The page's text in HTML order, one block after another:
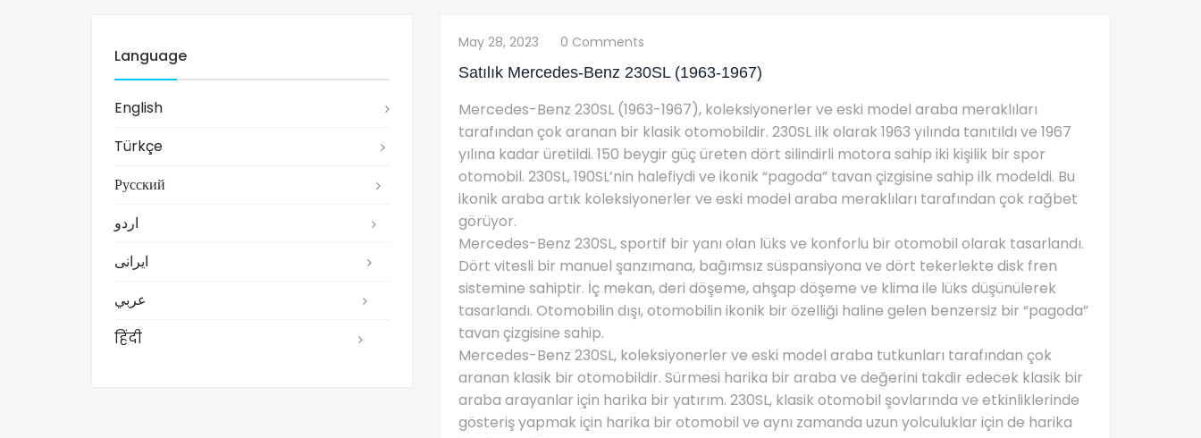
Language
English
Türkçe
Русский
اردو
ایرانی
عربي
हिंदी
May 28, 2023
0 Comments
Satılık Mercedes-Benz 230SL (1963-1967)
Mercedes-Benz 230SL (1963-1967), koleksiyonerler ve eski model araba meraklıları
tarafından çok aranan bir klasik otomobildir. 230SL ilk olarak 1963 yılında tanıtıldı ve 1967
yılına kadar üretildi. 150 beygir güç üreten dört silindirli motora sahip iki kişilik bir spor
otomobil. 230SL, 190SL’nin halefiydi ve ikonik “pagoda” tavan çizgisine sahip ilk modeldi. Bu
ikonik araba artık koleksiyonerler ve eski model araba meraklıları tarafından çok rağbet
görüyor.
Mercedes-Benz 230SL, sportif bir yanı olan lüks ve konforlu bir otomobil olarak tasarlandı.
Dört vitesli bir manuel şanzımana, bağımsız süspansiyona ve dört tekerlekte disk fren
sistemine sahiptir. İç mekan, deri döşeme, ahşap döşeme ve klima ile lüks düşünülerek
tasarlandı. Otomobilin dışı, otomobilin ikonik bir özelliği haline gelen benzersiz bir “pagoda”
tavan çizgisine sahip.
Mercedes-Benz 230SL, koleksiyonerler ve eski model araba tutkunları tarafından çok
aranan klasik bir otomobildir. Sürmesi harika bir araba ve değerini takdir edecek klasik bir
araba arayanlar için harika bir yatırım. 230SL, klasik otomobil şovlarında ve etkinliklerinde
gösteriş yapmak için harika bir otomobil ve aynı zamanda uzun yolculuklar için de harika